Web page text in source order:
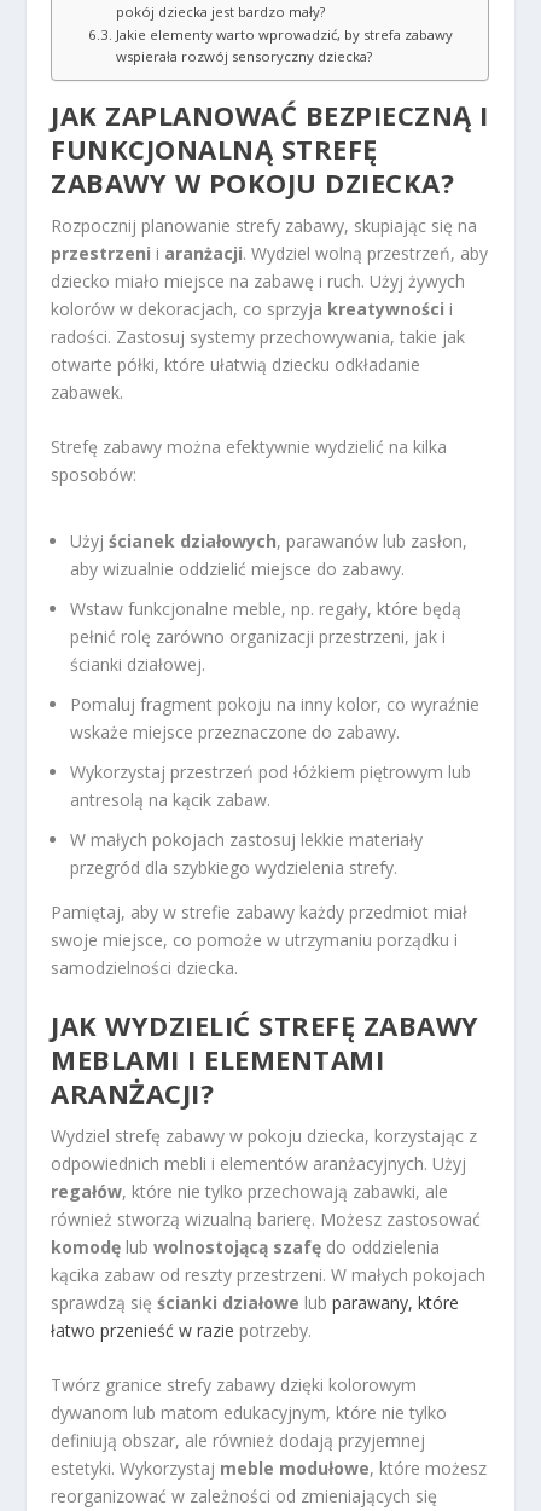
pokój dziecka jest bardzo mały?
Jakie elementy warto wprowadzić, by strefa zabawy
wspierała rozwój sensoryczny dziecka?
JAK ZAPLANOWAĆ BEZPIECZNĄ I
FUNKCJONALNĄ STREFĘ
ZABAWY W POKOJU DZIECKA?
Rozpocznij planowanie strefy zabawy, skupiając się na
przestrzeni i aranżacji. Wydziel wolną przestrzeń, aby
dziecko miało miejsce na zabawę i ruch. Użyj żywych
kolorów w dekoracjach, co sprzyja kreatywności i
radości. Zastosuj systemy przechowywania, takie jak
otwarte półki, które ułatwią dziecku odkładanie
zabawek.
Strefę zabawy można efektywnie wydzielić na kilka
sposobów:
Użyjścianek działowych, parawanów lub zasłon,
aby wizualnie oddzielić miejsce do zabawy.
Wstaw funkcjonalne meble, np. regały, które będą
pełnić rolę zarówno organizacji przestrzeni, jak i
ścianki działowej.
Pomaluj fragment pokoju na inny kolor, co wyraźnie
wskaże miejsce przeznaczone do zabawy.
Wykorzystaj przestrzeń pod łóżkiem piętrowym lub
antresolą na kącik zabaw.
W małych pokojach zastosuj lekkie materiały
przegród dla szybkiego wydzielenia strefy.
Pamiętaj, aby w strefie zabawy każdy przedmiot miał
swoje miejsce, co pomoże w utrzymaniu porządku i
samodzielności dziecka.
JAK WYDZIELIĆ STREFĘ ZABAWY
MEBLAMI I ELEMENTAMI
ARANŻACJI?
Wydziel strefę zabawy w pokoju dziecka, korzystając z
odpowiednich mebli i elementów aranżacyjnych. Użyj
regałów, które nie tylko przechowają zabawki, ale
również stworzą wizualną barierę. Możesz zastosować
komodę lubwolnostojącą szafę do oddzielenia
kącika zabaw od reszty przestrzeni. W małych pokojach
sprawdzą sięścianki działowe lubparawany, które
łatwo przenieść w razie potrzeby.
Twórz granice strefy zabawy dzięki kolorowym
dywanom lub matom edukacyjnym, które nie tylko
definiują obszar, ale również dodają przyjemnej
estetyki. Wykorzystaj meble modułowe, które możesz
reorganizować w zależności od zmieniających się